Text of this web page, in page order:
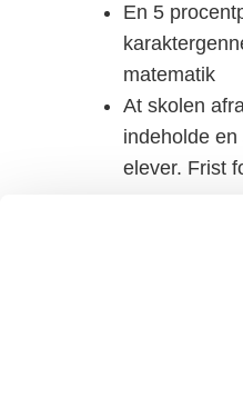
En 5
matematik
At skolen
indeholde
elever. Frist